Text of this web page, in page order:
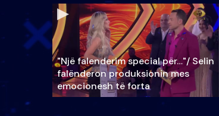
"Një falenderim special për…"/ Selin
falënderon produksionin mes
emocionesh të forta